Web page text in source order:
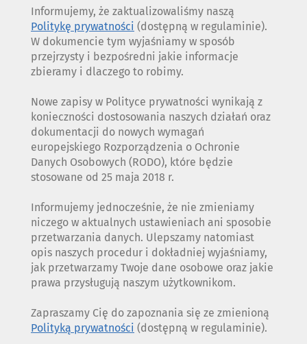
Informujemy, że zaktualizowaliśmy naszą
Politykę prywatności (dostępną w regulaminie).
W dokumencie tym wyjaśniamy w sposób
przejrzysty i bezpośredni jakie informacje
zbieramy i dlaczego to robimy.
Nowe zapisy w Polityce prywatności wynikają z
konieczności dostosowania naszych działań oraz
dokumentacji do nowych wymagań
europejskiego Rozporządzenia o Ochronie
Danych Osobowych (RODO), które będzie
stosowane od 25 maja 2018 r.
Informujemy jednocześnie, że nie zmieniamy
niczego w aktualnych ustawieniach ani sposobie
przetwarzania danych. Ulepszamy natomiast
opis naszych procedur i dokładniej wyjaśniamy,
jak przetwarzamy Twoje dane osobowe oraz jakie
prawa przysługują naszym użytkownikom.
Zapraszamy Cię do zapoznania się ze zmienioną
Polityką prywatności (dostępną w regulaminie).